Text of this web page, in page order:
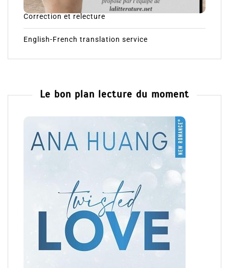
Correction et relecture
English-French translation service
Le bon plan lecture du moment